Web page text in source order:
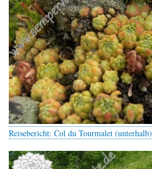
Reisebericht: Col du Tourmalet (unterhalb)